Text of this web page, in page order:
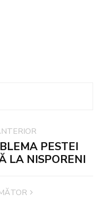
PESTEI
LA NISPORENI